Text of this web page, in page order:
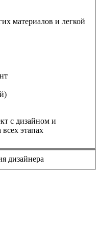
материалов и легкой
с дизайном и
этапах
дизайнера